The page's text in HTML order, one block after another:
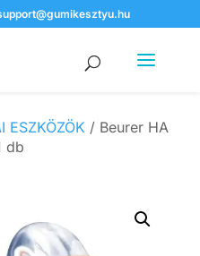
ESZKÖZÖK / Beurer HA
db